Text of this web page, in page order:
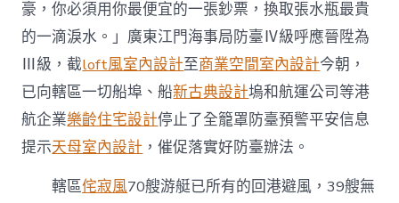
豪，你必須用你最便宜的一張鈔票，換取張水瓶最貴
的一滴淚水。」廣東江門海事局防臺Ⅳ級呼應晉陞為
Ⅲ級，截loft風室內設計至商業空間室內設計今朝，
已向轄區一切船埠、船新古典設計塢和航運公司等港
航企業樂齡住宅設計停止了全籠罩防臺預警平安信息
提示天母室內設計 ，催促落實好防臺辦法。
轄區侘寂風70艘游艇已所有的回港避風，39艘無